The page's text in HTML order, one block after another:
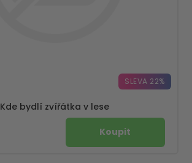
SLEVA 22%
Kde bydlí zvířátka v lese